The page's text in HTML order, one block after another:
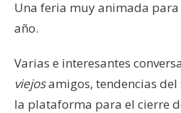
Una feria muy animada para
año.
Varias e interesantes
viejosamigos, tendencias del
la plataforma para el cierre